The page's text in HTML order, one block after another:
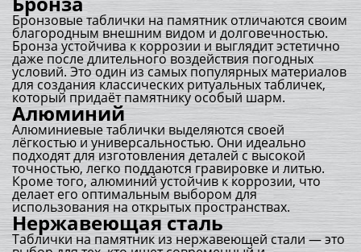
Бронзовые таблички на памятник отличаются своим
благородным внешним видом и долговечностью.
Бронза устойчива к коррозии и выглядит эстетично
даже после длительного воздействия погодных
условий. Это один из самых популярных материалов
для создания классических ритуальных табличек,
который придаёт памятнику особый шарм.
Алюминий
Алюминиевые таблички выделяются своей
лёгкостью и универсальностью. Они идеально
подходят для изготовления деталей с высокой
точностью, легко поддаются гравировке и литью.
Кроме того, алюминий устойчив к коррозии, что
делает его оптимальным выбором для
использования на открытых пространствах.
Нержавеющая сталь
Таблички на памятник из нержавеющей стали — это